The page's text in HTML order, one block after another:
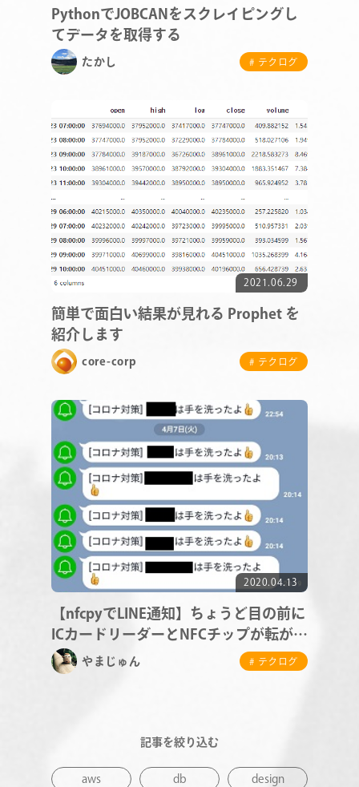
COMPANY
SERVICE
STAFF BLOG
NEWS
CONTACT
RECRUIT
PythonでJOBCANをスクレイピングし
てデータを取得する
たかし # テクログ
2021.06.29
簡単で面白い結果が見れる Prophet を
紹介します
core-corp # テクログ
2020.04.13
【nfcpyでLINE通知】ちょうど目の前に
ICカードリーダーとNFCチップが転がっ
ていたので
やまじゅん # テクログ
記事を絞り込む
aws db design